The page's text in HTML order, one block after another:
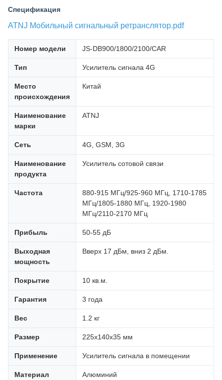
Спецификация
ATNJ Мобильный сигнальный ретранслятор.pdf
Номер модели JS-DB900/1800/2100/CAR
Тип Усилитель сигнала 4G
Место
происхождения
Китай
Наименование
марки
ATNJ
Сеть 4G, GSM, 3G
Наименование
продукта
Усилитель сотовой связи
Частота
880-915 МГц/925-960 МГц, 1710-1785
МГц/1805-1880 МГц, 1920-1980
МГц/2110-2170 МГц
Прибыль 50-55 дБ
Выходная
мощность
Вверх 17 дБм, вниз 2 дБм.
Покрытие 10 кв.м.
Гарантия 3 года
Вес 1.2 кг
Размер 225x140x35 мм
Применение Усилитель сигнала в помещении
Материал Алюминий